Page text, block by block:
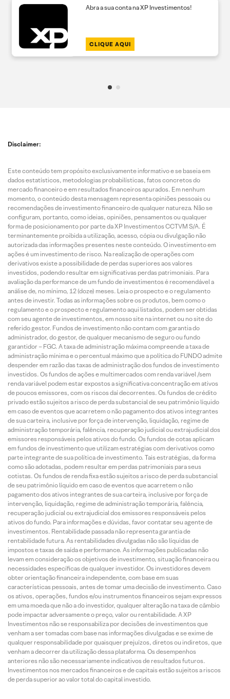
Abra a sua conta na XP Investimentos!
CLIQUE AQUI
Disclaimer:
Este conteúdo tem propósito exclusivamente informativo e se baseia em
dados estatísticos, metodologias probabilísticas, fatos concretos do
mercado financeiro e em resultados financeiros apurados. Em nenhum
momento, o conteúdo desta mensagem representa opiniões pessoais ou
recomendações de investimento financeiro de qualquer natureza. Não se
configuram, portanto, como ideias, opiniões, pensamentos ou qualquer
forma de posicionamento por parte da XP Investimentos CCTVM S/A. É
terminantemente proibida a utilização, acesso, cópia ou divulgação não
autorizada das informações presentes neste conteúdo. O investimento em
ações é um investimento de risco. Na realização de operações com
derivativos existe a possibilidade de perdas superiores aos valores
investidos, podendo resultar em significativas perdas patrimoniais. Para
avaliação da performance de um fundo de investimentos é recomendável a
análise de, no mínimo, 12 (doze) meses. Leia o prospecto e o regulamento
antes de investir. Todas as informações sobre os produtos, bem como o
regulamento e o prospecto e regulamento aqui listados, podem ser obtidas
com seu agente de investimentos, em nosso site na internet ou no site do
referido gestor. Fundos de investimento não contam com garantia do
administrador, do gestor, de qualquer mecanismo de seguro ou fundo
garantidor – FGC. A taxa de administração máxima compreende a taxa de
administração mínima e o percentual máximo que a política do FUNDO admite
despender em razão das taxas de administração dos fundos de investimento
investidos. Os fundos de ações e multimercados com renda variável /sem
renda variável podem estar expostos a significativa concentração em ativos
de poucos emissores, com os riscos daí decorrentes. Os fundos de crédito
privado estão sujeitos a risco de perda substancial de seu patrimônio líquido
em caso de eventos que acarretem o não pagamento dos ativos integrantes
de sua carteira, inclusive por força de intervenção, liquidação, regime de
administração temporária, falência, recuperação judicial ou extrajudicial dos
emissores responsáveis pelos ativos do fundo. Os fundos de cotas aplicam
em fundos de investimento que utilizam estratégias com derivativos como
parte integrante de sua política de investimento. Tais estratégias, da forma
como são adotadas, podem resultar em perdas patrimoniais para seus
cotistas. Os fundos de renda fixa estão sujeitos a risco de perda substancial
de seu patrimônio líquido em caso de eventos que acarretem o não
pagamento dos ativos integrantes de sua carteira, inclusive por força de
intervenção, liquidação, regime de administração temporária, falência,
recuperação judicial ou extrajudicial dos emissores responsáveis pelos
ativos do fundo. Para informações e dúvidas, favor contatar seu agente de
investimentos. Rentabilidade passada não representa garantia de
rentabilidade futura. As rentabilidades divulgadas não são líquidas de
impostos e taxas de saída e performance. As informações publicadas não
levam em consideração os objetivos de investimento, situação financeira ou
necessidades específicas de qualquer investidor. Os investidores devem
obter orientação financeira independente, com base em suas
características pessoais, antes de tomar uma decisão de investimento. Caso
os ativos, operações, fundos e/ou instrumentos financeiros sejam expressos
em uma moeda que não a do investidor, qualquer alteração na taxa de câmbio
pode impactar adversamente o preço, valor ou rentabilidade. A XP
Investimentos não se responsabiliza por decisões de investimentos que
venham a ser tomadas com base nas informações divulgadas e se exime de
qualquer responsabilidade por quaisquer prejuízos, diretos ou indiretos, que
venham a decorrer da utilização dessa plataforma. Os desempenhos
anteriores não são necessariamente indicativos de resultados futuros.
Investimentos nos mercados financeiros e de capitais estão sujeitos a riscos
de perda superior ao valor total do capital investido.